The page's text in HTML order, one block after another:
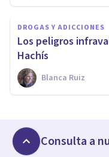
DROGAS Y ADICCIONES
Los peligros
Hachís
Blanca Ruiz
Consulta a